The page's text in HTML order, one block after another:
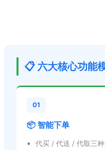
📋 六大核心功能
01
📦 智能下单
代买 / 代送 / 代取三